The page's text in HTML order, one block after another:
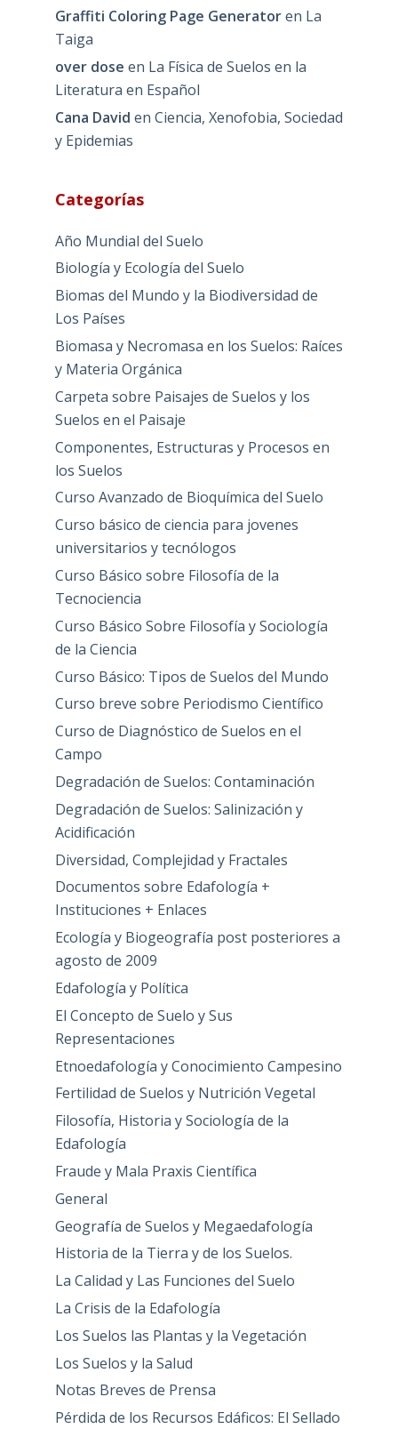
Graffiti Coloring Page Generatoren La
Taiga
over dose en La Física de Suelos en la
Literatura en Español
Cana David en Ciencia, Xenofobia, Sociedad
y Epidemias
Categorías
Año Mundial del Suelo
Biología y Ecología del Suelo
Biomas del Mundo y la Biodiversidad de
Los Países
Biomasa y Necromasa en los Suelos: Raíces
y Materia Orgánica
Carpeta sobre Paisajes de Suelos y los
Suelos en el Paisaje
Componentes, Estructuras y Procesos en
los Suelos
Curso Avanzado de Bioquímica del Suelo
Curso básico de ciencia para jovenes
universitarios y tecnólogos
Curso Básico sobre Filosofía de la
Tecnociencia
Curso Básico Sobre Filosofía y Sociología
de la Ciencia
Curso Básico: Tipos de Suelos del Mundo
Curso breve sobre Periodismo Científico
Curso de Diagnóstico de Suelos en el
Campo
Degradación de Suelos: Contaminación
Degradación de Suelos: Salinización y
Acidificación
Diversidad, Complejidad y Fractales
Documentos sobre Edafología +
Instituciones + Enlaces
Ecología y Biogeografía post posteriores a
agosto de 2009
Edafología y Política
El Concepto de Suelo y Sus
Representaciones
Etnoedafología y Conocimiento Campesino
Fertilidad de Suelos y Nutrición Vegetal
Filosofía, Historia y Sociología de la
Edafología
Fraude y Mala Praxis Científica
General
Geografía de Suelos y Megaedafología
Historia de la Tierra y de los Suelos.
La Calidad y Las Funciones del Suelo
La Crisis de la Edafología
Los Suelos las Plantas y la Vegetación
Los Suelos y la Salud
Notas Breves de Prensa
Pérdida de los Recursos Edáficos: El Sellado